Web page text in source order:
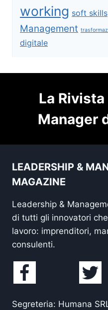
working soft skills
Management
digitale
La
Manager
LEADERSHIP &
MAGAZINE
Leadership &
di tutti gli innovatori
lavoro: imprenditori,
consulenti.
Segreteria: Humana